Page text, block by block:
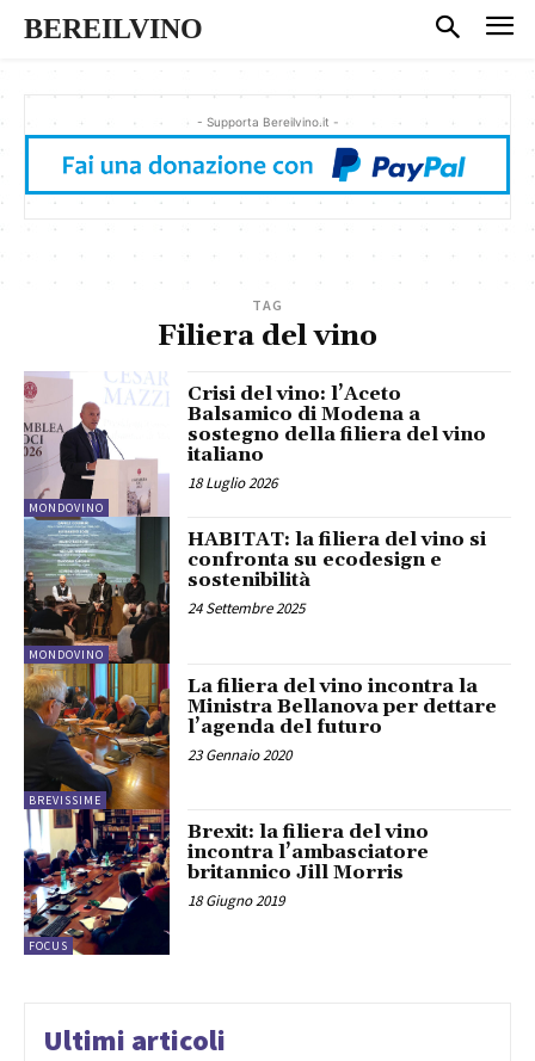
BEREILVINO
- Supporta Bereilvino.it -
TAG
Filiera del vino
MONDOVINO
Crisi del vino: l’Aceto
Balsamico di Modena a
sostegno della filiera del vino
italiano
18 Luglio 2026
MONDOVINO
HABITAT: la filiera del vino si
confronta su ecodesign e
sostenibilità
24 Settembre 2025
BREVISSIME
La filiera del vino incontra la
Ministra Bellanova per dettare
l’agenda del futuro
23 Gennaio 2020
FOCUS
Brexit: la filiera del vino
incontra l’ambasciatore
britannico Jill Morris
18 Giugno 2019
Ultimi articoli